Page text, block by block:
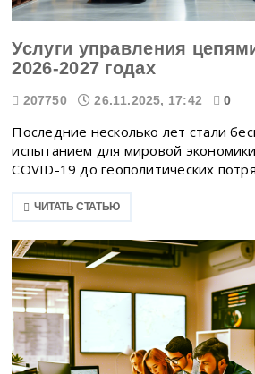
Услуги управления
2026-2027 годах
207750 26.11.2025, 17:42 0
Последние несколько лет стали
испытанием для мировой
COVID-19 до геополитических
ЧИТАТЬ СТАТЬЮ